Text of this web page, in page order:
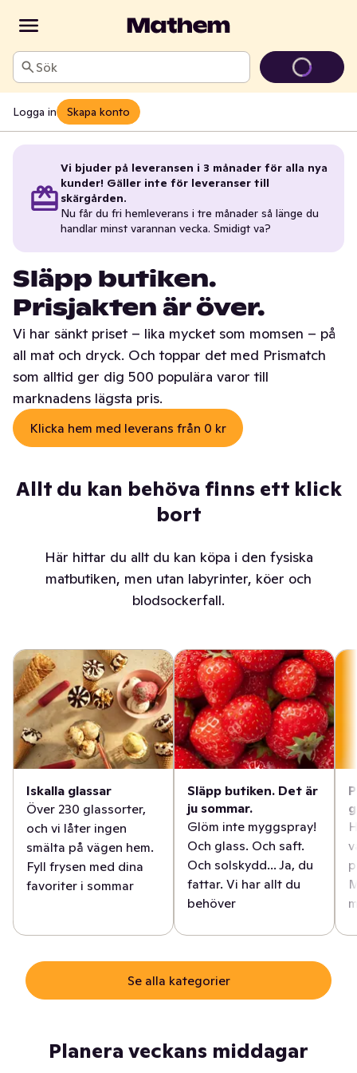
Sök
Logga in Skapa konto
Vi bjuder på leveransen i 3 månader för alla nya
kunder! Gäller inte för leveranser till
skärgården.
Nu får du fri hemleverans i tre månader så länge du
handlar minst varannan vecka. Smidigt va?
Släpp butiken.
Prisjakten är över.
Vi har sänkt priset – lika mycket som momsen – på
all mat och dryck. Och toppar det med Prismatch
som alltid ger dig 500 populära varor till
marknadens lägsta pris.
Klicka hem med leverans från 0 kr
Allt du kan behöva finns ett klick
bort
Här hittar du allt du kan köpa i den fysiska
matbutiken, men utan labyrinter, köer och
blodsockerfall.
Iskalla glassar
Över 230 glassorter,
och vi låter ingen
smälta på vägen hem.
Fyll frysen med dina
favoriter i sommar
Släpp butiken. Det är
ju sommar.
Glöm inte myggspray!
Och glass. Och saft.
Och solskydd... Ja, du
fattar. Vi har allt du
behöver
Se alla kategorier
Planera veckans middagar